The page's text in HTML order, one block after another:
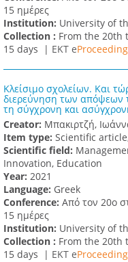
15 ημέρες
Institution: University of
Collection : From the 20th
15 days | ΕΚΤ e
Κλείσιμο σχολείων. Και
διερεύνηση των απόψεων
τη σύγχρονη και
Creator: Μπακιρτζή,
Item type: Scientific
Scientific field:
Innovation, Education
Υear: 2021
Language: Greek
Conference: Από τον 20ο
15 ημέρες
Institution: University of
Collection : From the 20th
15 days | ΕΚΤ e